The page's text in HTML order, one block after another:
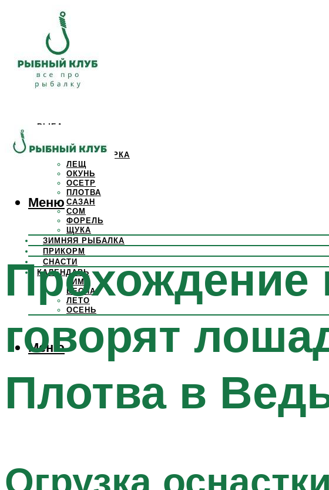
РЫБА
КАРП
КРАСНОПЕРКА
ЛЕЩ
ОКУНЬ
ОСЕТР
ПЛОТВА
САЗАН
СОМ
ФОРЕЛЬ
ЩУКА
ЗИМНЯЯ РЫБАЛКА
ПРИКОРМ
СНАСТИ
КАЛЕНДАРЬ
ЗИМА
ВЕСНА
ЛЕТО
ОСЕНЬ
Меню
Меню
Прохождение
говорят
Плотва в
Огрузка